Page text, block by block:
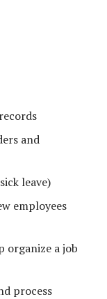
and
leave)
employees
organize a job
process